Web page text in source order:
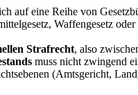
auf eine Reihe von
Waffengesetz
Strafrecht, also
muss nicht zwingend
(Amtsgericht,